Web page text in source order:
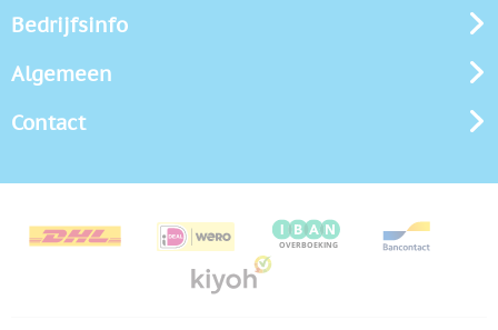
Bedrijfsinfo
Algemeen
Contact